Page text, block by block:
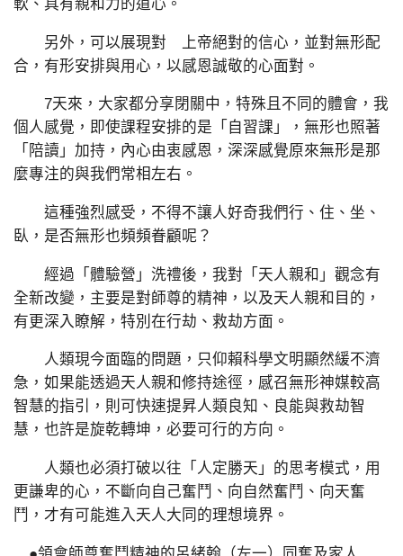
軟、具有親和力的道心。
另外，可以展現對 上帝絕對的信心，並對無形配
合，有形安排與用心，以感恩誠敬的心面對。
7天來，大家都分享閉關中，特殊且不同的體會，我
個人感覺，即使課程安排的是「自習課」，無形也照著
「陪讀」加持，內心由衷感恩，深深感覺原來無形是那
麼專注的與我們常相左右。
這種強烈感受，不得不讓人好奇我們行、住、坐、
臥，是否無形也頻頻眷顧呢？
經過「體驗營」洗禮後，我對「天人親和」觀念有
全新改變，主要是對師尊的精神，以及天人親和目的，
有更深入瞭解，特別在行劫、救劫方面。
人類現今面臨的問題，只仰賴科學文明顯然緩不濟
急，如果能透過天人親和修持途徑，感召無形神媒較高
智慧的指引，則可快速提昇人類良知、良能與救劫智
慧，也許是旋乾轉坤，必要可行的方向。
人類也必須打破以往「人定勝天」的思考模式，用
更謙卑的心，不斷向自己奮鬥、向自然奮鬥、向天奮
鬥，才有可能進入天人大同的理想境界。